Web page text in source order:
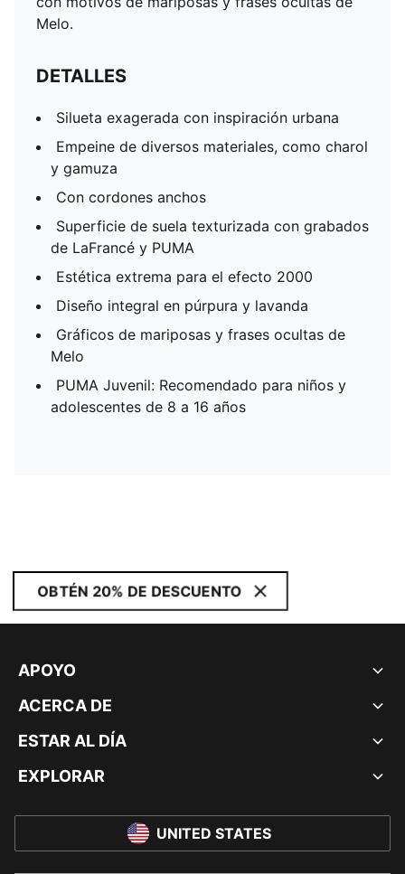
Melo.
DETALLES
Silueta exagerada con inspiración urbana
Empeine de diversos materiales, como charol
y gamuza
Con cordones anchos
Superficie de suela texturizada con grabados
de LaFrancé y PUMA
Estética extrema para el efecto 2000
Diseño integral en púrpura y lavanda
Gráficos de mariposas y frases ocultas de
Melo
PUMA Juvenil: Recomendado para niños y
adolescentes de 8 a 16 años
OBTÉN 20% DE DESCUENTO
APOYO
ACERCA DE
ESTAR AL DÍA
EXPLORAR
UNITED STATES